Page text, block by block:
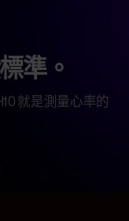
準。
就是測量心率的